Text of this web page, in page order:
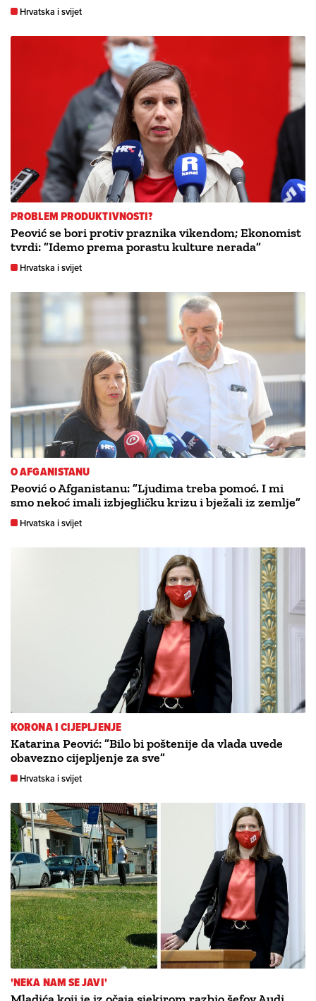
Hrvatska i svijet
PROBLEM PRODUKTIVNOSTI?
Peović se bori protiv praznika vikendom; Ekonomist
tvrdi: ”Idemo prema porastu kulture nerada”
Hrvatska i svijet
O AFGANISTANU
Peović o Afganistanu: ”Ljudima treba pomoć. I mi
smo nekoć imali izbjegličku krizu i bježali iz zemlje”
Hrvatska i svijet
KORONA I CIJEPLJENJE
Katarina Peović: ”Bilo bi poštenije da vlada uvede
obavezno cijepljenje za sve”
Hrvatska i svijet
'NEKA NAM SE JAVI'